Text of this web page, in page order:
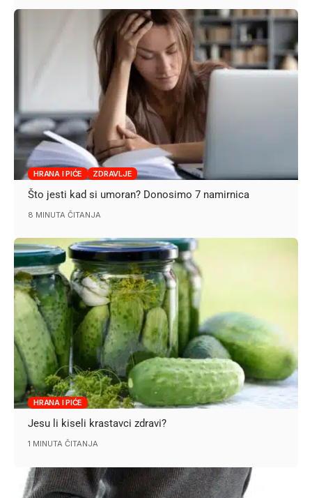
HRANA I PIĆE ZDRAVLJE
Što jesti kad si umoran? Donosimo 7 namirnica
8 MINUTA ČITANJA
HRANA I PIĆE
Jesu li kiseli krastavci zdravi?
1 MINUTA ČITANJA